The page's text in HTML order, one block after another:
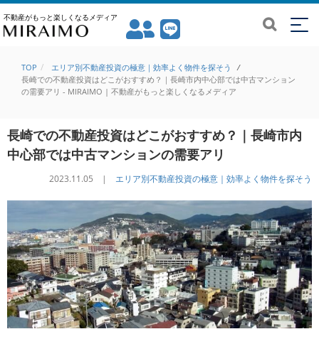
不動産がもっと楽しくなるメディア
TOP エリア別不動産投資の極意｜効率よく物件を探そう
/
長崎での不動産投資はどこがおすすめ？｜長崎市内中心部では中古マンション
の需要アリ - MIRAIMO | 不動産がもっと楽しくなるメディア
長崎での不動産投資はどこがおすすめ？｜長崎市内
中心部では中古マンションの需要アリ
2023.11.05 | エリア別不動産投資の極意｜効率よく物件を探そう